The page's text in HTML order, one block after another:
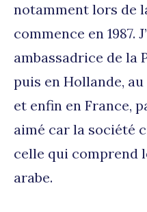
notamment lors de
commence en 1987.
ambassadrice de la
puis en Hollande, au
et enfin en France,
aimé car la société
celle qui comprend
arabe.